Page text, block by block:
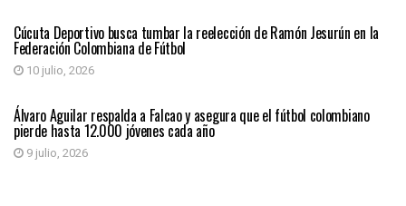
Cúcuta Deportivo busca tumbar la reelección de Ramón Jesurún en la
Federación Colombiana de Fútbol
10 julio, 2026
DEPORTES
Álvaro Aguilar respalda a Falcao y asegura que el fútbol colombiano
pierde hasta 12.000 jóvenes cada año
9 julio, 2026